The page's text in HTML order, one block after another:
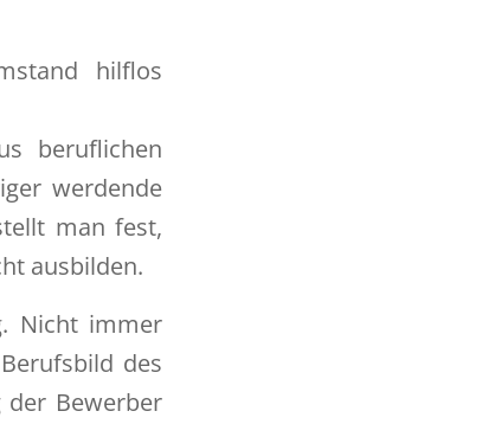
hilflos
beruflichen
werdende
man fest,
ausbilden.
Nicht immer
des
der Bewerber